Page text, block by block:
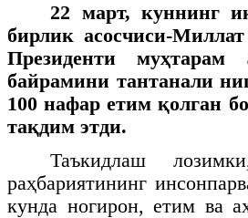
22 март, куннинг
бирлик асосчиси-
Президенти
байрамини тантанали
100 нафар етим қолган
тақдим этди.
Таъкидлаш
раҳбариятининг
кунда ногирон, етим ва